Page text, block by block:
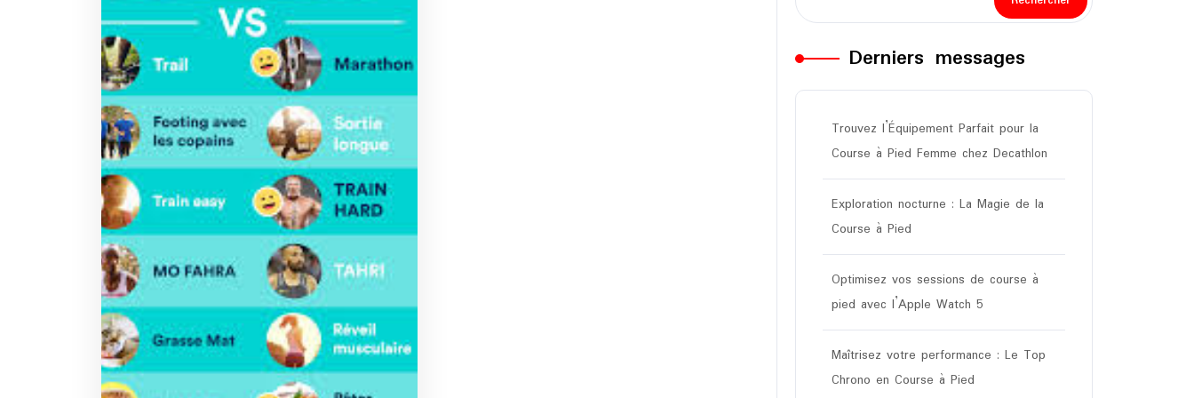
Derniers messages
Trouvez l’Équipement Parfait pour la
Course à Pied Femme chez Decathlon
Exploration nocturne : La Magie de la
Course à Pied
Optimisez vos sessions de course à
pied avec l’Apple Watch 5
Maîtrisez votre performance : Le Top
Chrono en Course à Pied